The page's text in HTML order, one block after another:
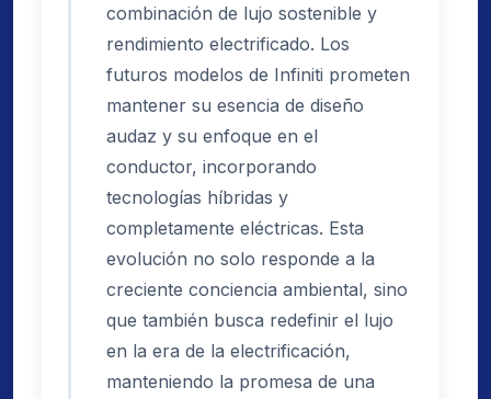
combinación de lujo sostenible y
rendimiento electrificado. Los
futuros modelos de Infiniti prometen
mantener su esencia de diseño
audaz y su enfoque en el
conductor, incorporando
tecnologías híbridas y
completamente eléctricas. Esta
evolución no solo responde a la
creciente conciencia ambiental, sino
que también busca redefinir el lujo
en la era de la electrificación,
manteniendo la promesa de una